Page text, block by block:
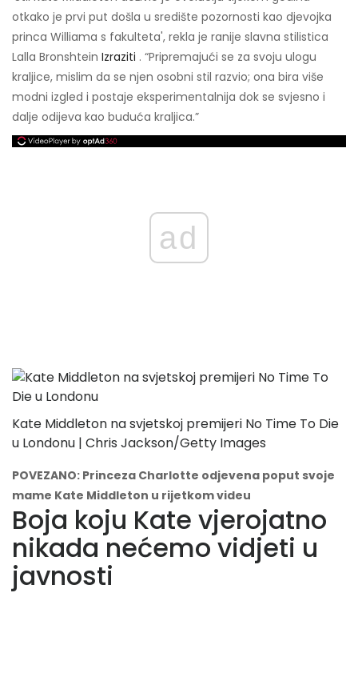
otkako je prvi put došla u središte pozornosti kao djevojka
princa Williama s fakulteta', rekla je ranije slavna stilistica
Lalla Bronshtein Izraziti . “Pripremajući se za svoju ulogu
kraljice, mislim da se njen osobni stil razvio; ona bira više
modni izgled i postaje eksperimentalnija dok se svjesno i
dalje odijeva kao buduća kraljica.”
ad
Kate Middleton na svjetskoj premijeri No Time To Die
u Londonu | Chris Jackson/Getty Images
POVEZANO: Princeza Charlotte odjevena poput svoje
mame Kate Middleton u rijetkom videu
Boja koju Kate vjerojatno
nikada nećemo vidjeti u
javnosti